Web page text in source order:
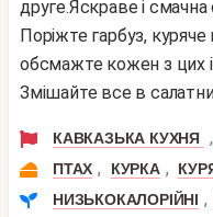
друге.Яскраве і
Поріжте гарбуз,
обсмажте кожен з цих
Змішайте все в
КАВКАЗЬКА КУХНЯ ,
ПТАХ , КУРКА ,
НИЗЬКОКАЛОРІЙНІ ,